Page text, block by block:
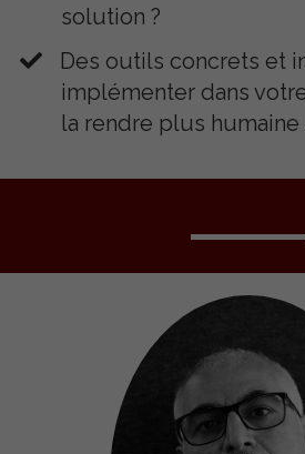
solution ?
​Des outils concrets et
implémenter dans
la rendre plus humaine